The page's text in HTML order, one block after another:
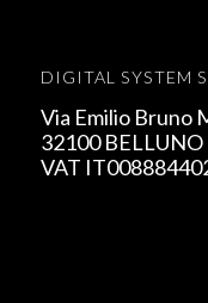
DIGITAL SYSTEM
Via Emilio Bruno
32100 BELLUNO
VAT